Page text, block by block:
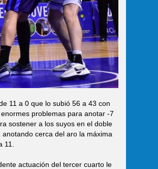
11 a 0 que lo subió 56 a 43 con
problemas para anotar -7
sostener a los suyos en el doble
cerca del aro la máxima
actuación del tercer cuarto le